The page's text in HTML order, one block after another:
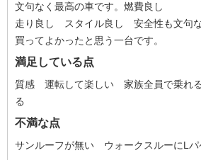
文句なく最高の車です。燃費良し
走り良し スタイル良し 安全性も文句な
買ってよかったと思う一台です。
満足している点
質感 運転して楽しい 家族全員で乗れ
る
不満な点
サンルーフが無い ウォークスルーにLパ